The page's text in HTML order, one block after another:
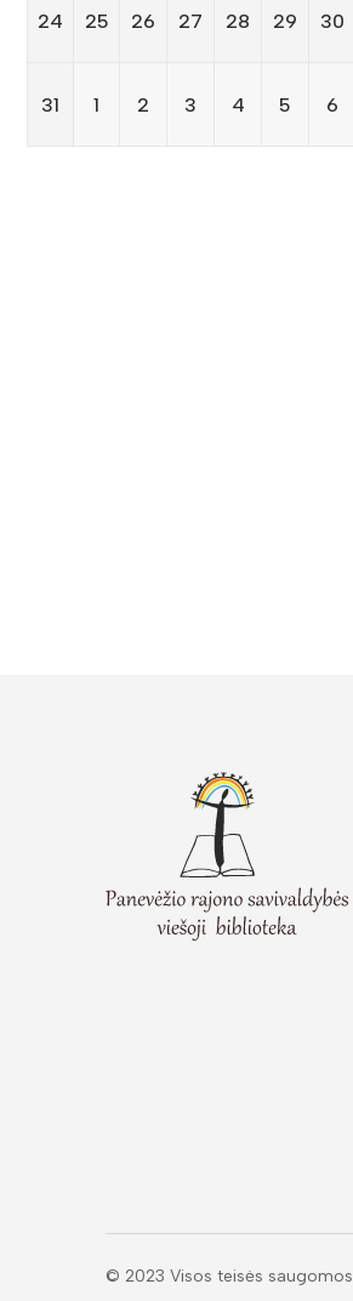
24 25 26 27 28 29 30
31 1 2 3 4 5 6
© 2023 Visos teisės saugomos